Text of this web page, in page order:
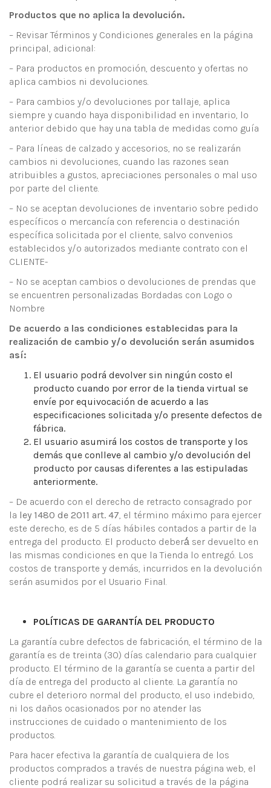
Productos que no aplica la devolución.
– Revisar Términos y Condiciones generales en la página
principal, adicional:
– Para productos en promoción, descuento y ofertas no
aplica cambios ni devoluciones.
– Para cambios y/o devoluciones por tallaje, aplica
siempre y cuando haya disponibilidad en inventario, lo
anterior debido que hay una tabla de medidas como guía
– Para líneas de calzado y accesorios, no se realizarán
cambios ni devoluciones, cuando las razones sean
atribuibles a gustos, apreciaciones personales o mal uso
por parte del cliente.
– No se aceptan devoluciones de inventario sobre pedido
específicos o mercancía con referencia o destinación
específica solicitada por el cliente, salvo convenios
establecidos y/o autorizados mediante contrato con el
CLIENTE-
– No se aceptan cambios o devoluciones de prendas que
se encuentren personalizadas Bordadas con Logo o
Nombre
De acuerdo a las condiciones establecidas para la
realización de cambio y/o devolución serán asumidos
así:
El usuario podrá devolver sin ningún costo el
producto cuando por error de la tienda virtual se
envíe por equivocación de acuerdo a las
especificaciones solicitada y/o presente defectos de
fábrica.
El usuario asumirá los costos de transporte y los
demás que conlleve al cambio y/o devolución del
producto por causas diferentes a las estipuladas
anteriormente.
– De acuerdo con el derecho de retracto consagrado por
la ley 1480 de 2011 art. 47, el término máximo para ejercer
este derecho, es de 5 días hábiles contados a partir de la
entrega del producto. El producto deberá́ ser devuelto en
las mismas condiciones en que la Tienda lo entregó. Los
costos de transporte y demás, incurridos en la devolución
serán asumidos por el Usuario Final.
POLÍTICAS DE GARANTÍA DEL PRODUCTO
La garantía cubre defectos de fabricación, el término de la
garantía es de treinta (30) días calendario para cualquier
producto. El término de la garantía se cuenta a partir del
día de entrega del producto al cliente. La garantía no
cubre el deterioro normal del producto, el uso indebido,
ni los daños ocasionados por no atender las
instrucciones de cuidado o mantenimiento de los
productos.
Para hacer efectiva la garantía de cualquiera de los
productos comprados a través de nuestra página web, el
cliente podrá realizar su solicitud a través de la página